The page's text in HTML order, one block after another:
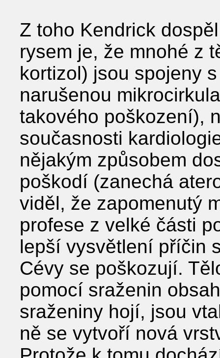
Z toho Kendrick
rysem je, že mnohé z
kortizol) jsou spojeny
narušenou
takového poškození),
současnosti
nějakým způsobem
poškodí (zanechá
viděl, že zapomenutý
profese z velké části
lepší vysvětlení příčin
Cévy se poškozují.
pomocí sraženin
sraženiny hojí, jsou
ně se vytvoří nová